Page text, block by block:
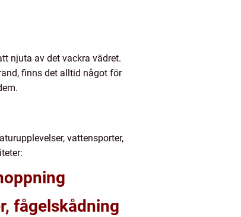
njuta av det vackra vädret.
finns det alltid något för
vattensporter,
fågelskådning